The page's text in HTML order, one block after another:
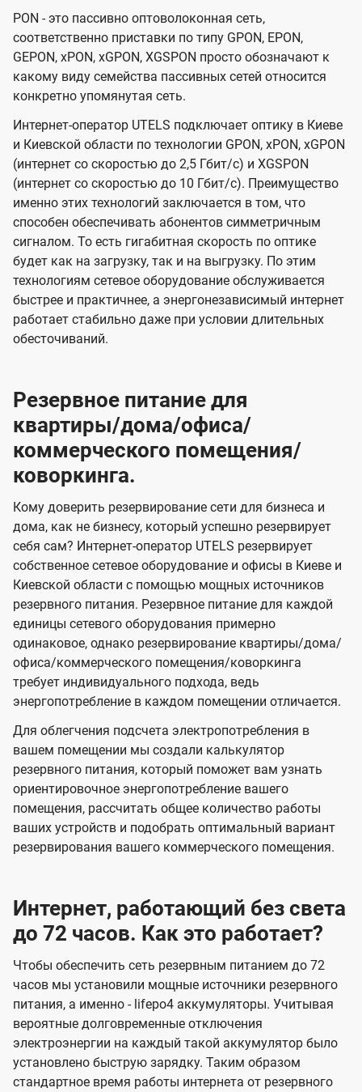
PON - это пассивно оптоволоконная сеть,
соответственно приставки по типу GPON, EPON,
GEPON, xPON, xGPON, XGSPON просто обозначают к
какому виду семейства пассивных сетей относится
конкретно упомянутая сеть.
Интернет-оператор UTELS подключает оптику в Киеве
и Киевской области по технологии GPON, xPON, xGPON
(интернет со скоростью до 2,5 Гбит/с) и XGSPON
(интернет со скоростью до 10 Гбит/с). Преимущество
именно этих технологий заключается в том, что
способен обеспечивать абонентов симметричным
сигналом. То есть гигабитная скорость по оптике
будет как на загрузку, так и на выгрузку. По этим
технологиям сетевое оборудование обслуживается
быстрее и практичнее, а энергонезависимый интернет
работает стабильно даже при условии длительных
обесточиваний.
Резервное питание для
квартиры/дома/офиса/
коммерческого помещения/
коворкинга.
Кому доверить резервирование сети для бизнеса и
дома, как не бизнесу, который успешно резервирует
себя сам? Интернет-оператор UTELS резервирует
собственное сетевое оборудование и офисы в Киеве и
Киевской области с помощью мощных источников
резервного питания. Резервное питание для каждой
единицы сетевого оборудования примерно
одинаковое, однако резервирование квартиры/дома/
офиса/коммерческого помещения/коворкинга
требует индивидуального подхода, ведь
энергопотребление в каждом помещении отличается.
Для облегчения подсчета электропотребления в
вашем помещении мы создали калькулятор
резервного питания, который поможет вам узнать
ориентировочное энергопотребление вашего
помещения, рассчитать общее количество работы
ваших устройств и подобрать оптимальный вариант
резервирования вашего коммерческого помещения.
Интернет, работающий без света
до 72 часов. Как это работает?
Чтобы обеспечить сеть резервным питанием до 72
часов мы установили мощные источники резервного
питания, а именно - lifepo4 аккумуляторы. Учитывая
вероятные долговременные отключения
электроэнергии на каждый такой аккумулятор было
установлено быструю зарядку. Таким образом
стандартное время работы интернета от резервного